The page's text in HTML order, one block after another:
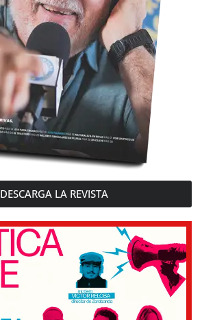
DESCARGA LA REVISTA